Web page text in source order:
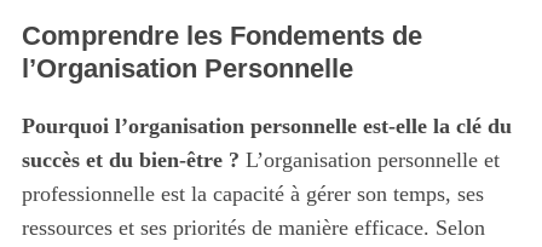
Comprendre les Fondements de
l’Organisation Personnelle
Pourquoi l’organisation personnelle est-elle la clé du
succès et du bien-être ? L’organisation personnelle et
professionnelle est la capacité à gérer son temps, ses
ressources et ses priorités de manière efficace. Selon